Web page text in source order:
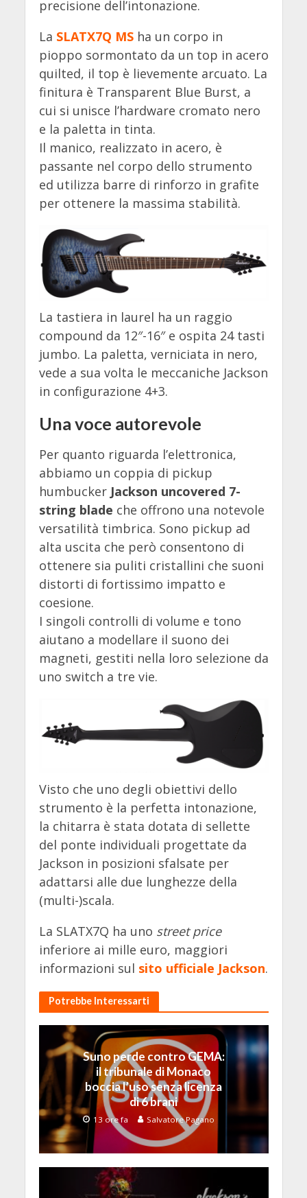
precisione dell’intonazione.
La SLATX7Q MSha un corpo in
pioppo sormontato da un top in acero
quilted, il top è lievemente arcuato. La
finitura è Transparent Blue Burst, a
cui si unisce l’hardware cromato nero
e la paletta in tinta.
Il manico, realizzato in acero, è
passante nel corpo dello strumento
ed utilizza barre di rinforzo in grafite
per ottenere la massima stabilità.
La tastiera in laurel ha un raggio
compound da 12″-16″ e ospita 24 tasti
jumbo. La paletta, verniciata in nero,
vede a sua volta le meccaniche Jackson
in configurazione 4+3.
Una voce autorevole
Per quanto riguarda l’elettronica,
abbiamo un coppia di pickup
humbuckerJackson uncovered 7-
string blade che offrono una notevole
versatilità timbrica. Sono pickup ad
alta uscita che però consentono di
ottenere sia puliti cristallini che suoni
distorti di fortissimo impatto e
coesione.
I singoli controlli di volume e tono
aiutano a modellare il suono dei
magneti, gestiti nella loro selezione da
uno switch a tre vie.
Visto che uno degli obiettivi dello
strumento è la perfetta intonazione,
la chitarra è stata dotata di sellette
del ponte individuali progettate da
Jackson in posizioni sfalsate per
adattarsi alle due lunghezze della
(multi-)scala.
La SLATX7Q ha uno street price
inferiore ai mille euro, maggiori
informazioni sul sito ufficiale Jackson.
Potrebbe Interessarti
Suno perde contro GEMA:
il tribunale di Monaco
boccia l’uso senza licenza
di 6 brani
13 ore fa Salvatore Pagano